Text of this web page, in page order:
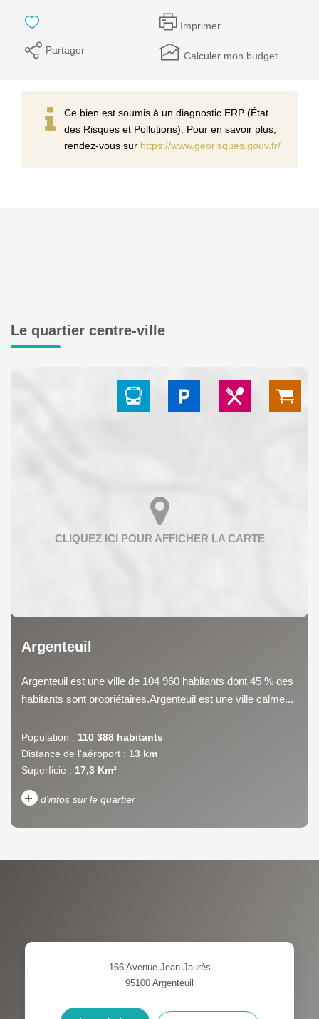
Imprimer
Partager Calculer mon budget
Ce bien est soumis à un diagnostic ERP (État
des Risques et Pollutions). Pour en savoir plus,
rendez-vous sur https://www.georisques.gouv.fr/
Le quartier centre-ville
Argenteuil
Argenteuil est une ville de 104 960 habitants dont 45 % des
habitants sont propriétaires.Argenteuil est une ville calme...
Population : 110 388 habitants
Distance de l'aéroport : 13 km
Superficie : 17,3 Km²
+ d'infos sur le quartier
PART DES MÉNAGES SANS
VOITURE
166 Avenue Jean Jaurès
95100 Argenteuil